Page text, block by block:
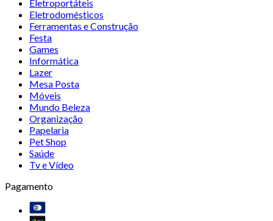
Eletroportáteis
Eletrodomésticos
Ferramentas e Construção
Festa
Games
Informática
Lazer
Mesa Posta
Móveis
Mundo Beleza
Organização
Papelaria
Pet Shop
Saúde
Tv e Vídeo
Pagamento